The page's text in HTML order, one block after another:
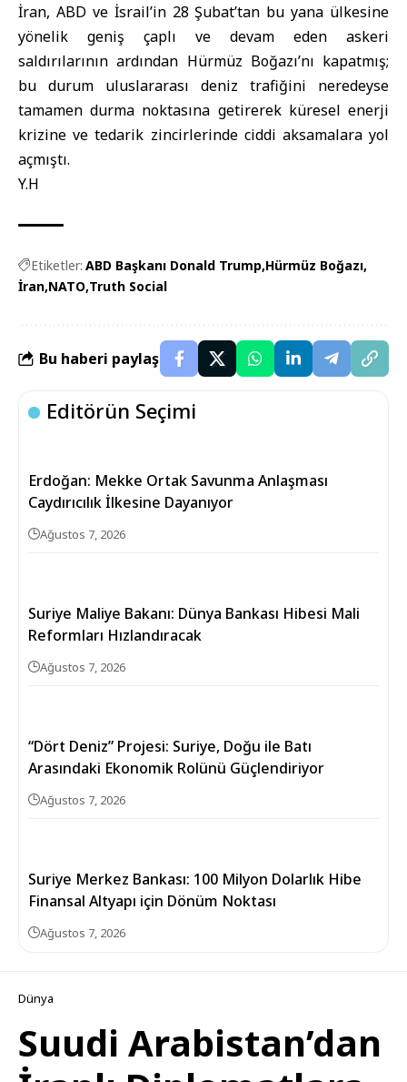
İran, ABD ve İsrail’in 28 Şubat’tan bu yana ülkesine
yönelik geniş çaplı ve devam eden askeri
saldırılarının ardından Hürmüz Boğazı’nı kapatmış;
bu durum uluslararası deniz trafiğini neredeyse
tamamen durma noktasına getirerek küresel enerji
krizine ve tedarik zincirlerinde ciddi aksamalara yol
açmıştı.
Y.H
Etiketler: ABD Başkanı Donald Trump Hürmüz Boğazı
İran NATO Truth Social
Bu haberi paylaş
Editörün Seçimi
Erdoğan: Mekke Ortak Savunma Anlaşması
Caydırıcılık İlkesine Dayanıyor
Ağustos 7, 2026
Suriye Maliye Bakanı: Dünya Bankası Hibesi Mali
Reformları Hızlandıracak
Ağustos 7, 2026
“Dört Deniz” Projesi: Suriye, Doğu ile Batı
Arasındaki Ekonomik Rolünü Güçlendiriyor
Ağustos 7, 2026
Suriye Merkez Bankası: 100 Milyon Dolarlık Hibe
Finansal Altyapı için Dönüm Noktası
Ağustos 7, 2026
Dünya
Suudi Arabistan’dan